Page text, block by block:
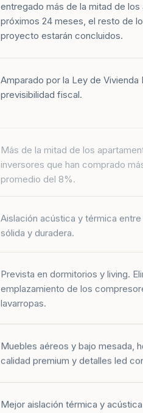
entregado más de la mitad de
próximos 24 meses, el resto de
proyecto estarán concluidos.
Amparado por la Ley de
previsibilidad fiscal.
inversores que han comprado
promedio del 8%.
Aislación acústica y térmica
sólida y duradera.
Prevista en dormitorios y living.
emplazamiento de los
lavarropas.
Muebles aéreos y bajo mesada,
calidad premium y detalles led
Mejor aislación térmica y